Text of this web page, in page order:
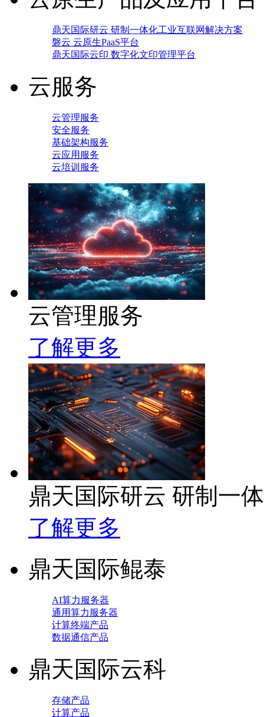
鼎天国际研云 研制一体化工业互联网解决方案
磐云 云原生PaaS平台
鼎天国际云印 数字化文印管理平台
云服务
云管理服务
安全服务
基础架构服务
云应用服务
云培训服务
云管理服务
了解更多
鼎天国际研云 研制一
了解更多
鼎天国际鲲泰
AI算力服务器
通用算力服务器
计算终端产品
数据通信产品
鼎天国际云科
存储产品
计算产品